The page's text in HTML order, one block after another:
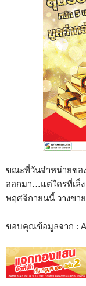
ขณะที่วันจำหน่ายของ
ออกมา…แต่ใครที่เล็ง
พฤศจิกายนนี้ วางขา
ขอบคุณข้อมูลจาก :